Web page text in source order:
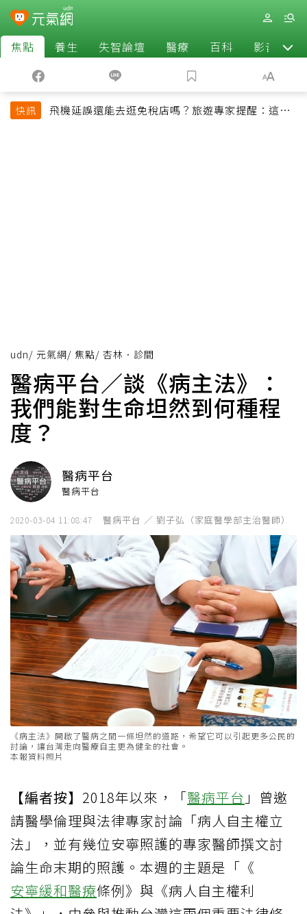
焦點 養生 失智論壇 醫療 百科 影音
快訊
飛機延誤還能去逛免稅店嗎？旅遊專家提醒：這個
udn/ 元氣網/ 焦點/ 杏林．診間
醫病平台／談《病主法》：
我們能對生命坦然到何種程
度？
醫病平台
醫病平台
2020-03-04 11:08:47 醫病平台 ／ 劉子弘（家庭醫學部主治醫師）
《病主法》開啟了醫病之間一條坦然的道路，希望它可以引起更多公民的
討論，讓台灣走向醫療自主更為健全的社會。
本報資料照片
【編者按】 2018年以來，「醫病平台 」曾邀
請醫學倫理與法律專家討論「病人自主權立
法」，並有幾位安寧照護的專家醫師撰文討
論生命末期的照護。本週的主題是「《
安寧緩和醫療條例》與《病人自主權利